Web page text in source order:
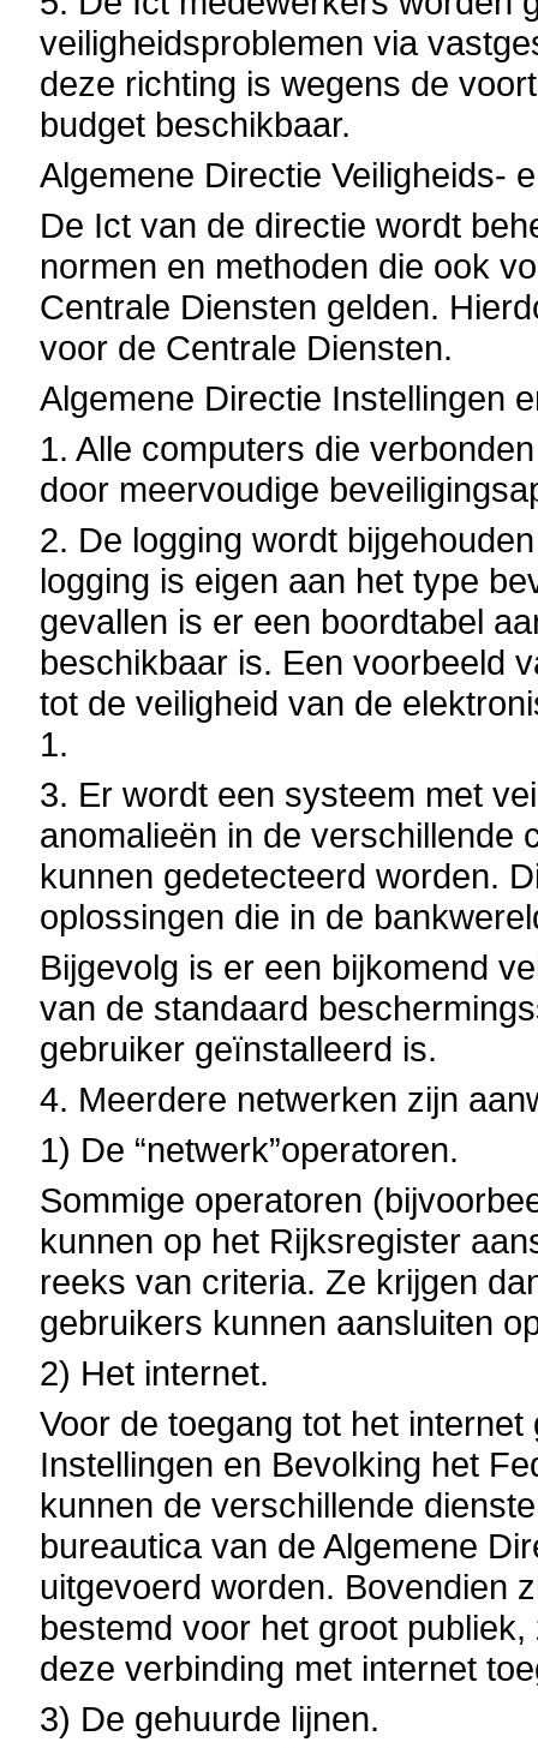
veiligheidsproblemen via
deze richting is wegens de
budget beschikbaar.
Algemene Directie Veiligheids-
De Ict van de directie wordt
normen en methoden die ook
Centrale Diensten gelden.
voor de Centrale Diensten.
Algemene Directie Instellingen
1. Alle computers die
door meervoudige
2. De logging wordt
logging is eigen aan het type
gevallen is er een boordtabel
beschikbaar is. Een voorbeeld
tot de veiligheid van de
1.
3. Er wordt een systeem met
anomalieën in de verschillende
kunnen gedetecteerd worden.
oplossingen die in de
Bijgevolg is er een bijkomend
van de standaard
gebruiker geïnstalleerd is.
4. Meerdere netwerken zijn
1) De “netwerk”operatoren.
Sommige operatoren
kunnen op het Rijksregister
reeks van criteria. Ze krijgen
gebruikers kunnen aansluiten
2) Het internet.
Voor de toegang tot het
Instellingen en Bevolking het
kunnen de verschillende
bureautica van de Algemene
uitgevoerd worden. Bovendien
bestemd voor het groot publiek,
deze verbinding met internet
3) De gehuurde lijnen.